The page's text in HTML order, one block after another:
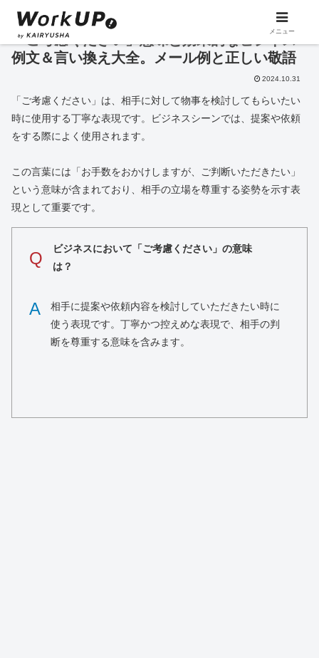
「ご考慮ください」意味と効果的なビジネス
例文＆言い換え大全。メール例と正しい敬語
2024.10.31
「ご考慮ください」は、相手に対して物事を検討してもらいたい
時に使用する丁寧な表現です。ビジネスシーンでは、提案や依頼
をする際によく使用されます。
この言葉には「お手数をおかけしますが、ご判断いただきたい」
という意味が含まれており、相手の立場を尊重する姿勢を示す表
現として重要です。
Q
ビジネスにおいて「ご考慮ください」の意味
は？
A
相手に提案や依頼内容を検討していただきたい時に
使う表現です。丁寧かつ控えめな表現で、相手の判
断を尊重する意味を含みます。
メニュー